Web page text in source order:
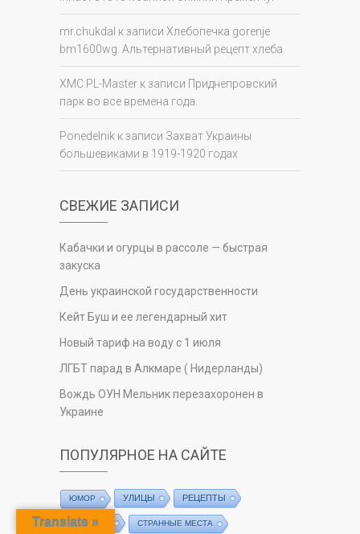
mr.chukdal к записи Хлебопечка gorenje
bm1600wg. Альтернативный рецепт хлеба.
XMC.PL-Master к записи Приднепровский
парк во все времена года.
Ponedelnik к записи Захват Украины
большевиками в 1919-1920 годах
СВЕЖИЕ ЗАПИСИ
Кабачки и огурцы в рассоле — быстрая
закуска
День украинской государственности
Кейт Буш и ее легендарный хит
Новый тариф на воду с 1 июля
ЛГБТ парад в Алкмаре ( Нидерланды)
Вождь ОУН Мельник перезахоронен в
Украине
ПОПУЛЯРНОЕ НА САЙТЕ
ЮМОР УЛИЦЫ РЕЦЕПТЫ
РЫБАЛКА СТРАННЫЕ МЕСТА
Translate »